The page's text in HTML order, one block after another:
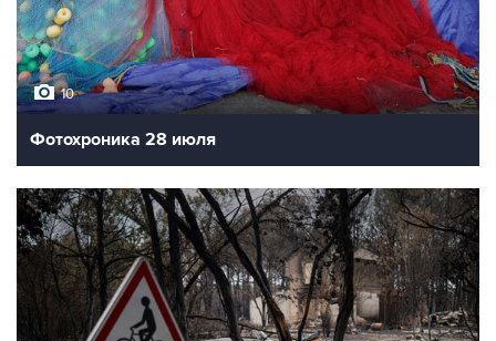
10
Фотохроника 28 июля